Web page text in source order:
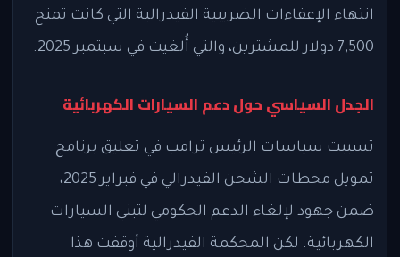
انتهاء الإعفاءات الضريبية الفيدرالية التي كانت تمنح
7,500 دولار للمشترين، والتي أُلغيت في سبتمبر 2025.
الجدل السياسي حول دعم السيارات الكهربائية
تسببت سياسات الرئيس ترامب في تعليق برنامج
تمويل محطات الشحن الفيدرالي في فبراير 2025،
ضمن جهود لإلغاء الدعم الحكومي لتبني السيارات
الكهربائية. لكن المحكمة الفيدرالية أوقفت هذا